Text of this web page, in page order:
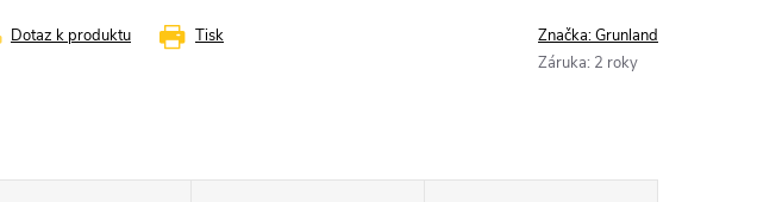
Tisk
Dotaz k produktu Značka:Grunland
Záruka: 2 roky